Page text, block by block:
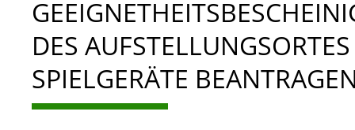
DES
SPIELGERÄTE